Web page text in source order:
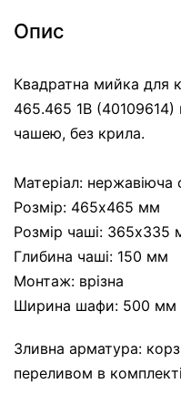
Опис
Квадратна мийка для
465.465 1B (40109614)
чашею, без крила.
Матеріал: нержавіюча
Розмір: 465x465 мм
Розмір чаші: 365х335
Глибина чаші: 150 мм
Монтаж: врізна
Ширина шафи: 500 мм
Зливна арматура:
переливом в комплекті